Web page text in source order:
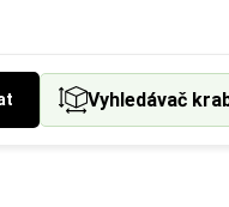
Vyhledávač
formátový typ (např.
materiálu (např.